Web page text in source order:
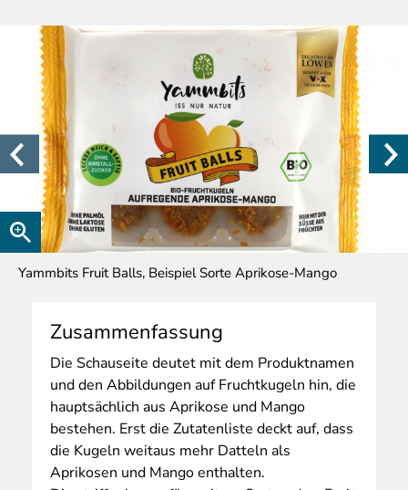
Yammbits Fruit Balls, Beispiel Sorte Aprikose-Mango
Zusammenfassung
Die Schauseite deutet mit dem Produktnamen
und den Abbildungen auf Fruchtkugeln hin, die
hauptsächlich aus Aprikose und Mango
bestehen. Erst die Zutatenliste deckt auf, dass
die Kugeln weitaus mehr Datteln als
Aprikosen und Mango enthalten.